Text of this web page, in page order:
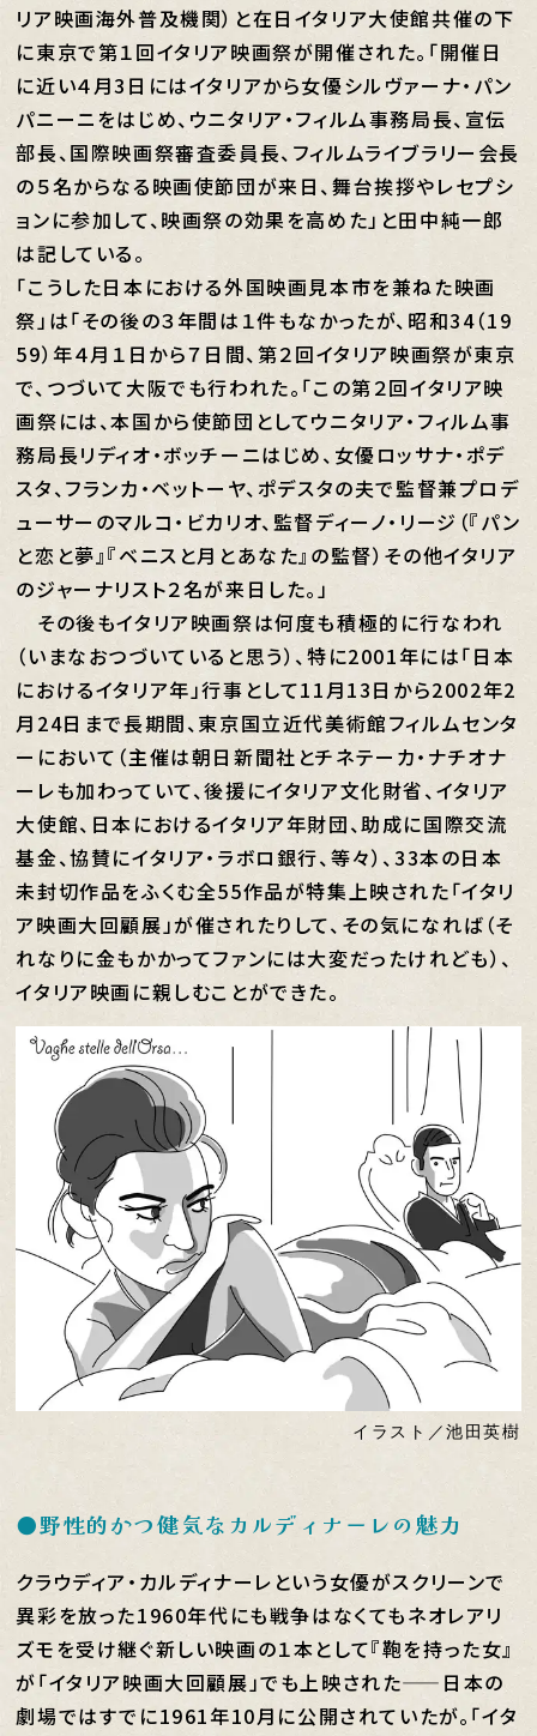
リア映画海外普及機関）と在日イタリア大使館共催の下
に東京で第１回イタリア映画祭が開催された。「開催日
に近い４月3日にはイタリアから女優シルヴァーナ・パン
パニーニをはじめ、ウニタリア・フィルム事務局長、宣伝
部長、国際映画祭審査委員長、フィルムライブラリー会長
の５名からなる映画使節団が来日、舞台挨拶やレセプシ
ョンに参加して、映画祭の効果を高めた」と田中純一郎
は記している。
「こうした日本における外国映画見本市を兼ねた映画
祭」は「その後の３年間は１件もなかったが、昭和34（19
59）年４月１日から７日間、第２回イタリア映画祭が東京
で、つづいて大阪でも行われた。「この第２回イタリア映
画祭には、本国から使節団としてウニタリア・フィルム事
務局長リディオ・ボッチーニはじめ、女優ロッサナ・ポデ
スタ、フランカ・ベットーヤ、ポデスタの夫で監督兼プロデ
ューサーのマルコ・ビカリオ、監督ディーノ・リージ（『パン
と恋と夢』『ベニスと月とあなた』の監督）その他イタリア
のジャーナリスト２名が来日した。」
その後もイタリア映画祭は何度も積極的に行なわれ
（いまなおつづいていると思う）、特に2001年には「日本
におけるイタリア年」行事として11月13日から2002年2
月24日まで長期間、東京国立近代美術館フィルムセンタ
ーにおいて（主催は朝日新聞社とチネテーカ・ナチオナ
ーレも加わっていて、後援にイタリア文化財省、イタリア
大使館、日本におけるイタリア年財団、助成に国際交流
基金、協賛にイタリア・ラボロ銀行、等々）、33本の日本
未封切作品をふくむ全55作品が特集上映された「イタリ
ア映画大回顧展」が催されたりして、その気になれば（そ
れなりに金もかかってファンには大変だったけれども）、
イタリア映画に親しむことができた。
イラスト／池田英樹
●野性的かつ健気なカルディナーレの魅力
クラウディア・カルディナーレという女優がスクリーンで
異彩を放った1960年代にも戦争はなくてもネオレアリ
ズモを受け継ぐ新しい映画の１本として『鞄を持った女』
が「イタリア映画大回顧展」でも上映された——日本の
劇場ではすでに1961年10月に公開されていたが。「イタ